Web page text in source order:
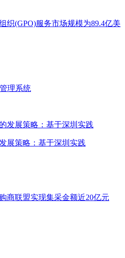
织(GPO)服务市场规模为89.4亿美
理系统
展策略：基于深圳实践
商联盟实现集采金额近20亿元